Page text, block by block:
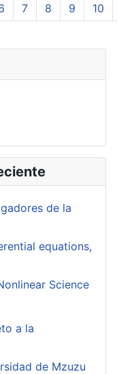
de la
equations,
Science
a la
de Mzuzu
Page 2 of 11
7 8 9 10